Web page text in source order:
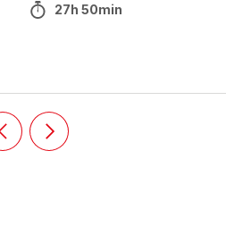
27h 50min
Précédent
Recipe
Suivant
Recipe